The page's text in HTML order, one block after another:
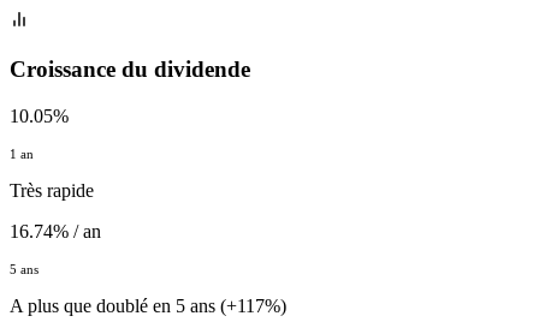
Croissance du dividende
10.05%
1 an
Très rapide
16.74% / an
5 ans
A plus que doublé en 5 ans (+117%)